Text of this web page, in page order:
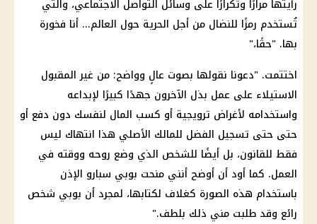
رأيتها مرارًا وتكرارًا على وسائل التواصل الاجتماعي، والتي
تُستخدم رمزًا للنضال من أجل الحرية حول العالم... أنا فخورة
بها. "حقًا،"
اختتمت. "دعونا نقولها بصوت عالٍ وواضح: من غير المقبول
الاستيلاء على عمل بذل الآخرون جهدًا كبيرًا لإبداعه
واستخدامه لأغراض ترويجية أو كسب المال لنفسك دون دفع أو
حتى حتى تسجيل الفضل للمالك الأصلي هذا انتهاك ليس
فقط للقانون، بل أيضًا للشخص الذي وضع روحه ووقته في
العمل. كما أود أن أوضح أنني منحت بوبي سبارو الإذن
باستخدام هذه الصورة كغلاف لكتابها، لمجرد أن بوبي شخص
رائع وقد طلبت مني ذلك بلطف."